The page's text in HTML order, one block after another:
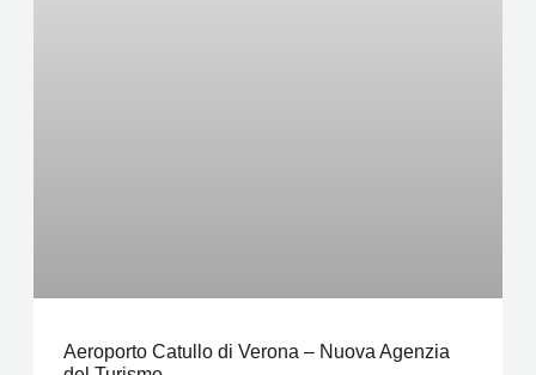
Aeroporto Catullo di Verona – Nuova Agenzia